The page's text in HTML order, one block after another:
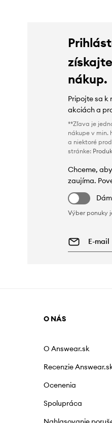
nákup.
Pripojte sa k
akciách a
**Zľava je
nákupe v min.
a niektoré
stránke:
Chceme,
zaujíma.
Výber ponuky
O NÁS
O Answear.sk
Recenzie
Ocenenia
Spolupráca